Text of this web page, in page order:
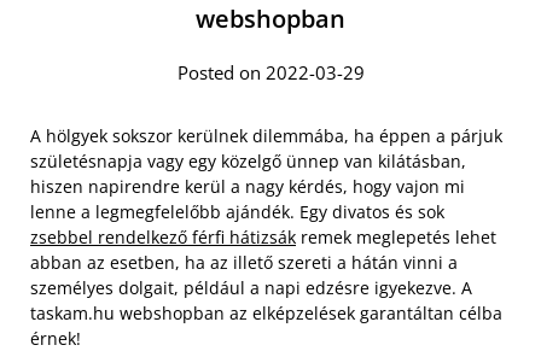
webshopban
Posted on 2022-03-29
A hölgyek sokszor kerülnek dilemmába, ha éppen a párjuk
születésnapja vagy egy közelgő ünnep van kilátásban,
hiszen napirendre kerül a nagy kérdés, hogy vajon mi
lenne a legmegfelelőbb ajándék. Egy divatos és sok
zsebbel rendelkező férfi hátizsák remek meglepetés lehet
abban az esetben, ha az illető szereti a hátán vinni a
személyes dolgait, például a napi edzésre igyekezve. A
taskam.hu webshopban az elképzelések garantáltan célba
érnek!